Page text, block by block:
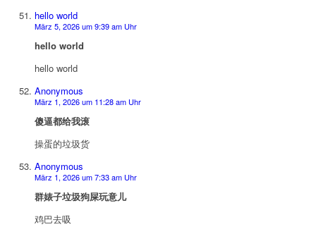
hello world
März 5, 2026 um 9:39 am Uhr
hello world
hello world
Anonymous
März 1, 2026 um 11:28 am Uhr
傻逼都给我滚
操蛋的垃圾货
Anonymous
März 1, 2026 um 7:33 am Uhr
群婊子垃圾狗屎玩意儿
鸡巴去吸